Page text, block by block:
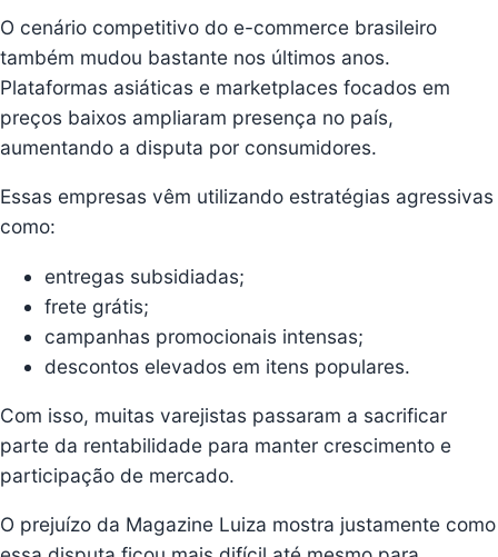
O cenário competitivo do e-commerce brasileiro
também mudou bastante nos últimos anos.
Plataformas asiáticas e marketplaces focados em
preços baixos ampliaram presença no país,
aumentando a disputa por consumidores.
Essas empresas vêm utilizando estratégias agressivas
como:
entregas subsidiadas;
frete grátis;
campanhas promocionais intensas;
descontos elevados em itens populares.
Com isso, muitas varejistas passaram a sacrificar
parte da rentabilidade para manter crescimento e
participação de mercado.
O prejuízo da Magazine Luiza mostra justamente como